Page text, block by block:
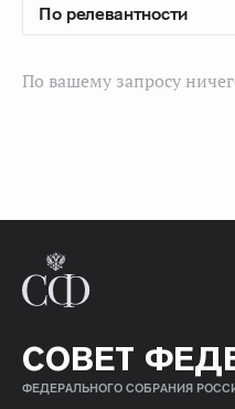
По вашему запросу
СОВЕТ
ФЕДЕРАЛЬНОГО СОБРАНИЯ